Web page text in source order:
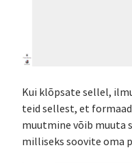
Kui klõpsate sellel,
teid sellest, et
muutmine võib muuta
milliseks soovite oma